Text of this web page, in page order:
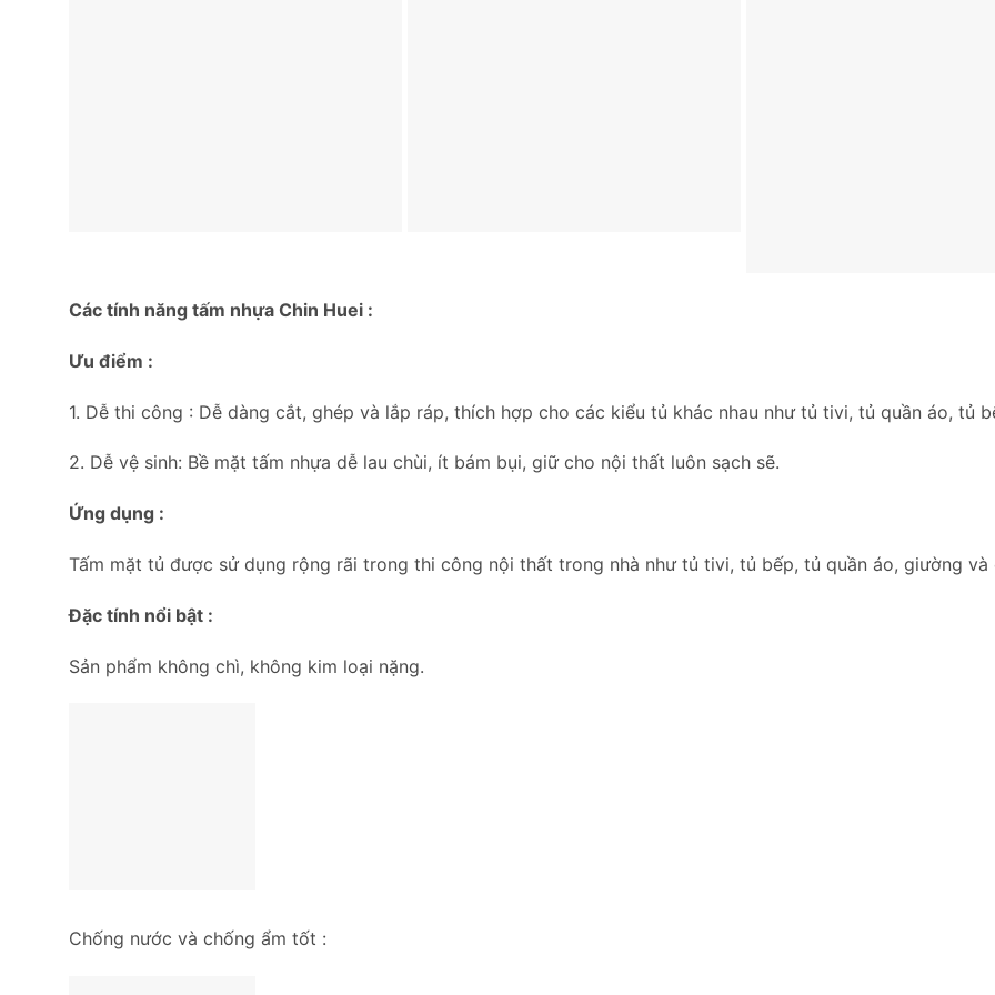
Các tính năng tấm nhựa Chin Huei :
Ưu điểm :
1. Dễ thi công : Dễ dàng cắt, ghép và lắp ráp, thích hợp cho các kiểu tủ khác nhau như tủ tivi, tủ quần áo, tủ
2. Dễ vệ sinh: Bề mặt tấm nhựa dễ lau chùi, ít bám bụi, giữ cho nội thất luôn sạch sẽ.
Ứng dụng :
Tấm mặt tủ được sử dụng rộng rãi trong thi công nội thất trong nhà như tủ tivi, tủ bếp, tủ quần áo, giường
Đặc tính nổi bật :
Sản phẩm không chì, không kim loại nặng.
Chống nước và chống ẩm tốt :